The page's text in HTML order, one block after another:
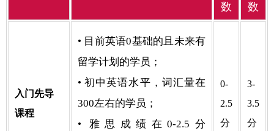
数
数
入门先导
课程
• 目前英语0基础的且未来有
留学计划的学员；
• 初中英语水平，词汇量在
300左右的学员；
• 雅思成绩在0-2.5分
0-
2.5
分
3-
3.5
分